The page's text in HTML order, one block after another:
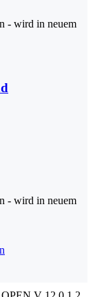
- wird in neuem
- wird in neuem